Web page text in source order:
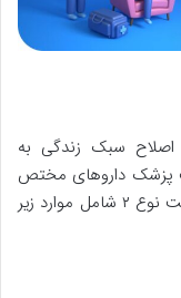
اصلاح سبک زندگی به
پزشک داروهای مختص
دیابت را تجویز نماید. درمان دارویی برای دیابت نوع ۲ شامل موارد زیر